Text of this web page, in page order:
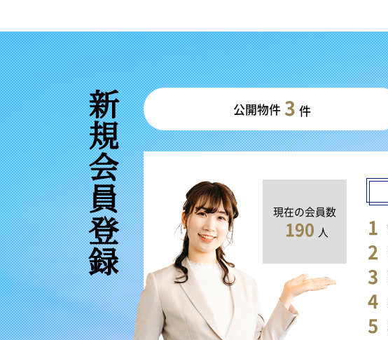
新規会員登録 公開物件 3 件
現在の会員数
190 人